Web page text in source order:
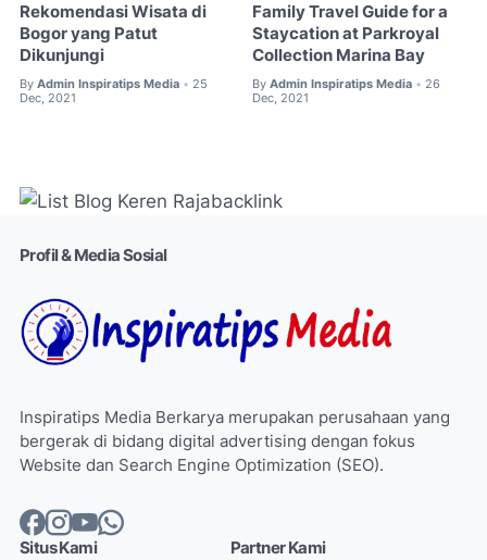
Rekomendasi Wisata di
Bogor yang Patut
Dikunjungi
By Admin Inspiratips Media • 25
Dec, 2021
Family Travel Guide for a
Staycation at Parkroyal
Collection Marina Bay
By Admin Inspiratips Media • 26
Dec, 2021
Profil & Media Sosial
Inspiratips Media Berkarya merupakan perusahaan yang
bergerak di bidang digital advertising dengan fokus
Website dan Search Engine Optimization (SEO).
Situs Kami Partner Kami